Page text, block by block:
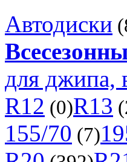
Автодиски
для джипа,
R12 (0)R13
155/70 (7)